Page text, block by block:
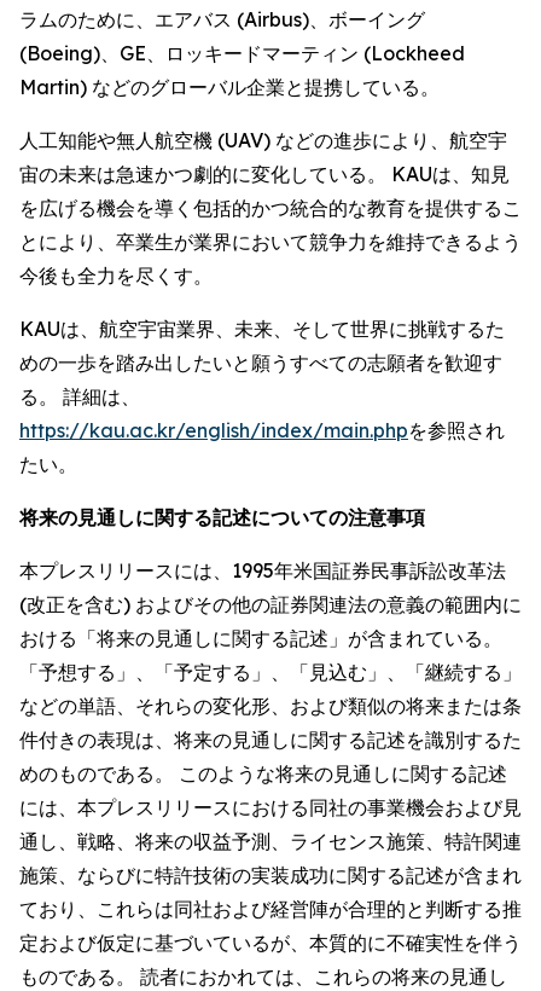
ラムのために、エアバス (Airbus)、ボーイング
(Boeing)、GE、ロッキードマーティン (Lockheed
Martin) などのグローバル企業と提携している。
人工知能や無人航空機 (UAV) などの進歩により、航空宇
宙の未来は急速かつ劇的に変化している。 KAUは、知見
を広げる機会を導く包括的かつ統合的な教育を提供するこ
とにより、卒業生が業界において競争力を維持できるよう
今後も全力を尽くす。
KAUは、航空宇宙業界、未来、そして世界に挑戦するた
めの一歩を踏み出したいと願うすべての志願者を歓迎す
る。 詳細は、
https://kau.ac.kr/english/index/main.phpを参照され
たい。
将来の見通しに関する記述についての注意事項
本プレスリリースには、1995年米国証券民事訴訟改革法
(改正を含む) およびその他の証券関連法の意義の範囲内に
おける「将来の見通しに関する記述」が含まれている。
「予想する」、「予定する」、「見込む」、「継続する」
などの単語、それらの変化形、および類似の将来または条
件付きの表現は、将来の見通しに関する記述を識別するた
めのものである。 このような将来の見通しに関する記述
には、本プレスリリースにおける同社の事業機会および見
通し、戦略、将来の収益予測、ライセンス施策、特許関連
施策、ならびに特許技術の実装成功に関する記述が含まれ
ており、これらは同社および経営陣が合理的と判断する推
定および仮定に基づいているが、本質的に不確実性を伴う
ものである。 読者におかれては、これらの将来の見通し